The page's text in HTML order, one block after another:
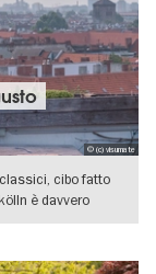
© (c) visumate
cibo fatto
è davvero